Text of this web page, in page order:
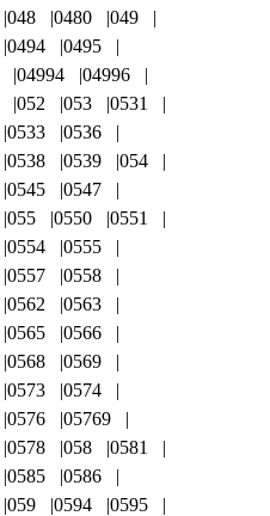
048 0480
049
0494
0495
04994
04996
052 053
0531
0533
0536
0538 0539
054
0545
0547
055 0550
0551
0554
0555
0557
0558
0562
0563
0565
0566
0568
0569
0573
0574
0576
05769
0578 058
0581
0585
0586
059 0594
0595